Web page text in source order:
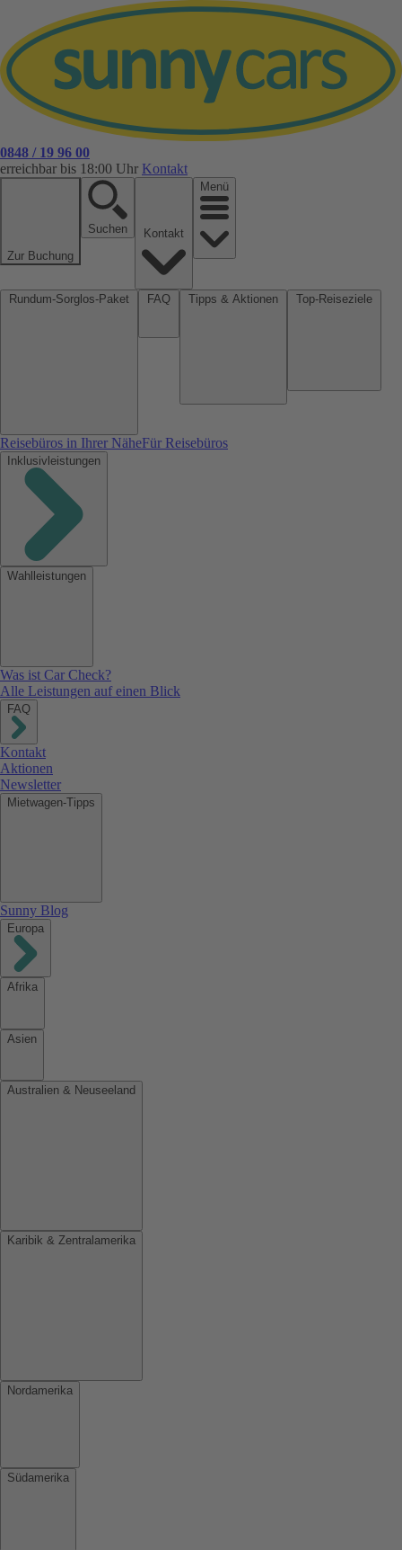
0848 / 19 96 00
erreichbar bis 18:00 Uhr Kontakt
Zur Buchung
Suchen
Menü
Reisebüros in Ihrer NäheFür Reisebüros
Inklusivleistungen
Wahlleistungen
Was ist Car Check?
Alle Leistungen auf einen Blick
FAQ
Kontakt
Aktionen
Newsletter
Mietwagen-Tipps
Sunny Blog
Europa
Afrika
Asien
Australien & Neuseeland
Karibik & Zentralamerika
Nordamerika
Südamerika